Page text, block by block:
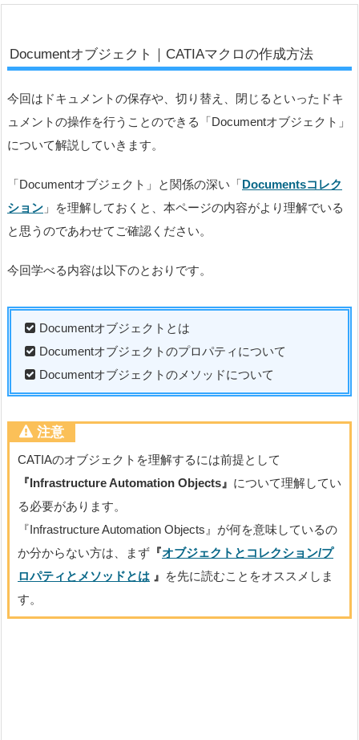
Documentオブジェクト｜CATIAマクロの作成方法
今回はドキュメントの保存や、切り替え、閉じるといったドキ
ュメントの操作を行うことのできる「Documentオブジェクト」
について解説していきます。
「Documentオブジェクト」と関係の深い「Documentsコレク
ション 」を理解しておくと、本ページの内容がより理解でいる
と思うのであわせてご確認ください。
今回学べる内容は以下のとおりです。
Documentオブジェクトとは
Documentオブジェクトのプロパティについて
Documentオブジェクトのメソッドについて
注意
CATIAのオブジェクトを理解するには前提として
『Infrastructure Automation Objects』 について理解してい
る必要があります。
『Infrastructure Automation Objects』が何を意味しているの
か分からない方は、まず 『オブジェクトとコレクション/プ
ロパティとメソッドとは 』 を先に読むことをオススメしま
す。